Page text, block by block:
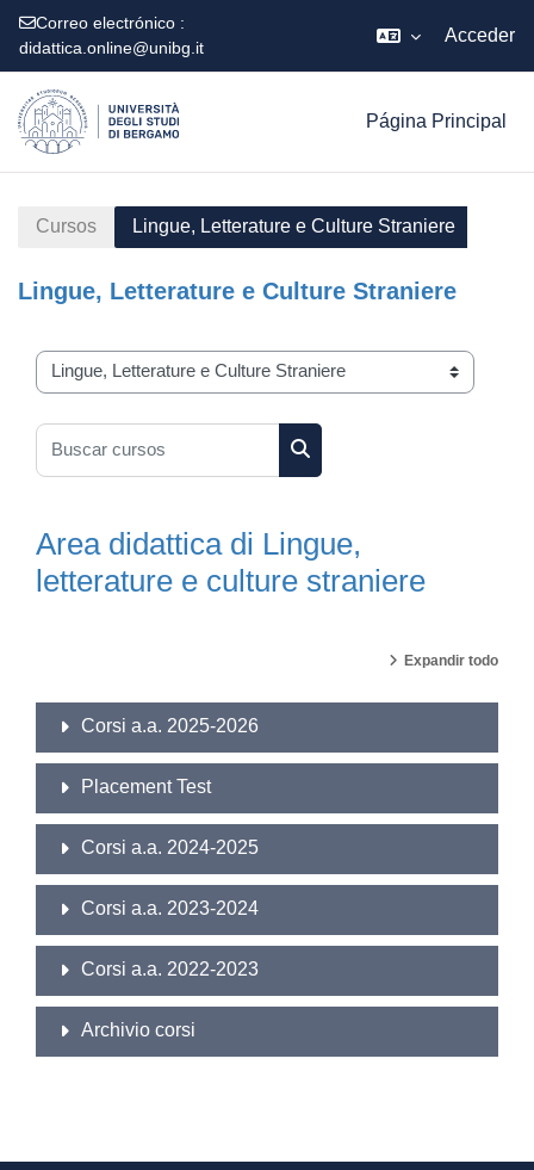
Correo electrónico :
didattica.online@unibg.it
Acceder
Página Principal
Cursos Lingue, Letterature e Culture Straniere
Lingue, Letterature e Culture Straniere
Categorías
Buscar cursos
Buscar cursos
Area didattica di Lingue,
letterature e culture straniere
Expandir todo
Corsi a.a. 2025-2026
Placement Test
Corsi a.a. 2024-2025
Corsi a.a. 2023-2024
Corsi a.a. 2022-2023
Archivio corsi